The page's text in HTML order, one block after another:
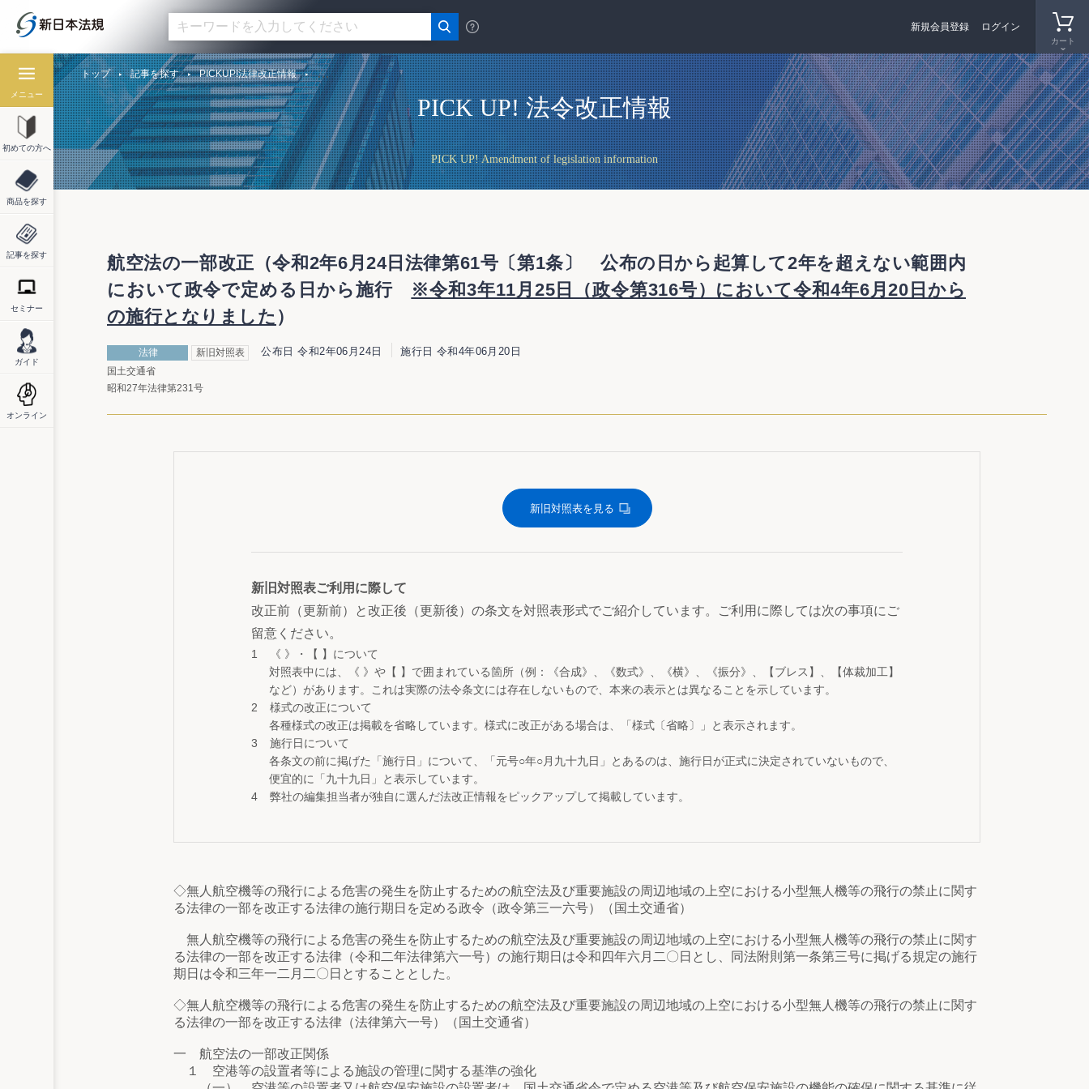
カート
新規会員登録 ログイン
メニュー
初めての方へ
商品を探す
記事を探す
セミナー
ガイド
オンライン
PICK UP! 法令改正情報
PICK UP! Amendment of legislation information
トップ 記事を探す PICKUP!法律改正情報
航空法の一部改正（令和2年6月24日法律第61号〔第1条〕 公布の日から起算して2年を超えない範囲内
において政令で定める日から施行
※令和3年11月25日（政令第316号）において令和4年6月20日から
の施行となりました ）
法律 新旧対照表 公布日 令和2年06月24日 施行日 令和4年06月20日
国土交通省
昭和27年法律第231号
新旧対照表を見る
新旧対照表ご利用に際して
改正前（更新前）と改正後（更新後）の条文を対照表形式でご紹介しています。ご利用に際しては次の事項にご
留意ください。
《 》・【 】について
対照表中には、《 》や【 】で囲まれている箇所（例：《合成》、《数式》、《横》、《振分》、【ブレス】、【体裁加工】
など）があります。これは実際の法令条文には存在しないもので、本来の表示とは異なることを示しています。
様式の改正について
各種様式の改正は掲載を省略しています。様式に改正がある場合は、「様式〔省略〕」と表示されます。
施行日について
各条文の前に掲げた「施行日」について、「元号○年○月九十九日」とあるのは、施行日が正式に決定されていないもので、
便宜的に「九十九日」と表示しています。
弊社の編集担当者が独自に選んだ法改正情報をピックアップして掲載しています。
◇無人航空機等の飛行による危害の発生を防止するための航空法及び重要施設の周辺地域の上空における小型無人機等の飛行の禁止に関す
る法律の一部を改正する法律の施行期日を定める政令（政令第三一六号）（国土交通省）
無人航空機等の飛行による危害の発生を防止するための航空法及び重要施設の周辺地域の上空における小型無人機等の飛行の禁止に関す
る法律の一部を改正する法律（令和二年法律第六一号）の施行期日は令和四年六月二〇日とし、同法附則第一条第三号に掲げる規定の施行
期日は令和三年一二月二〇日とすることとした。
◇無人航空機等の飛行による危害の発生を防止するための航空法及び重要施設の周辺地域の上空における小型無人機等の飛行の禁止に関す
る法律の一部を改正する法律（法律第六一号）（国土交通省）
一 航空法の一部改正関係
１ 空港等の設置者等による施設の管理に関する基準の強化